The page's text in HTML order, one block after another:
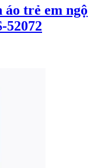
áo trẻ em ngộ
52072